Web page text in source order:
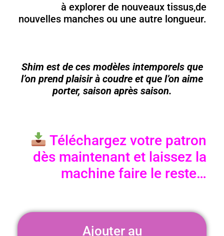
à explorer de nouveaux tissus,de
nouvelles manches ou une autre longueur.
Shim est de ces modèles intemporels que
l’on prend plaisir à coudre et que l’on aime
porter, saison après saison.
Téléchargez votre patron
dès maintenant et laissez la
machine faire le reste…
Ajouter au